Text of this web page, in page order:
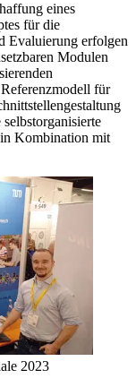
eines
für die
Evaluierung erfolgen
Modulen
für
Kombination mit
2023